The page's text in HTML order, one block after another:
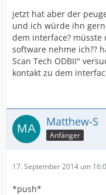
jetzt hat aber der
und ich würde ihn
dem interface?
software nehme ich??
Scan Tech ODBII"
kontakt zu dem
Matthew-S
Anfänger
17. September 2014 um
*push*